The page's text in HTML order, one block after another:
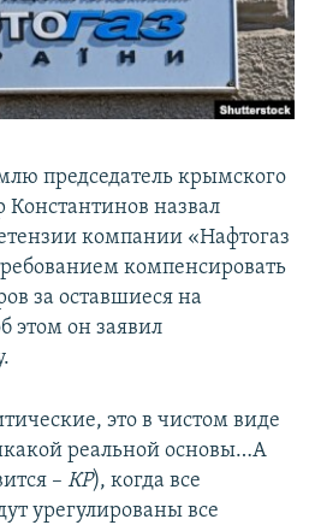
председатель крымского
назвал
компании «Нафтогаз
компенсировать
за оставшиеся на
этом он заявил
это в чистом виде
реальной основы…А
– КР), когда все
урегулированы все